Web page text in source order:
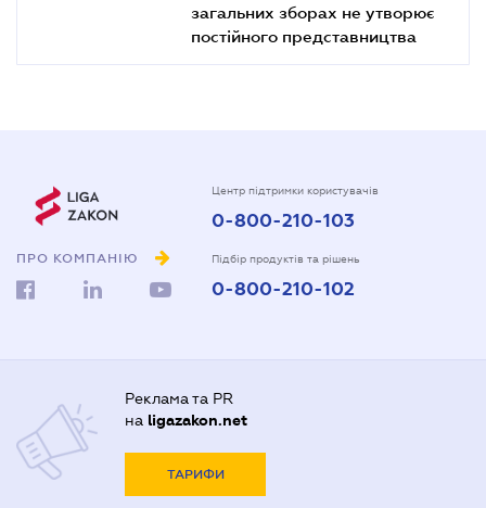
загальних зборах не утворює
постійного представництва
ПРО КОМПАНІЮ
Центр підтримки користувачів
0-800-210-103
Підбір продуктів та рішень
0-800-210-102
Реклама та PR
на ligazakon.net
ТАРИФИ